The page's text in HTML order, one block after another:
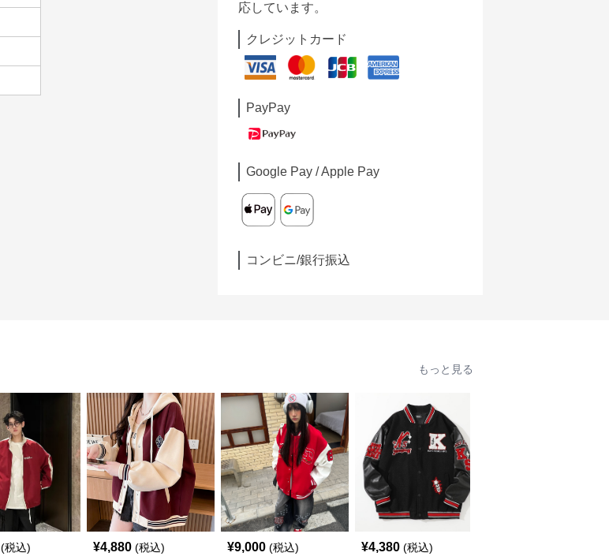
応しています。
クレジットカード
PayPay
Google Pay / Apple Pay
コンビニ/銀行振込
もっと見る
(税込) ¥4,880 (税込) ¥9,000 (税込) ¥4,380 (税込)